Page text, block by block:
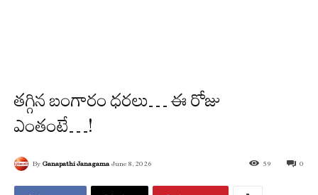
త‌గ్గిన బంగారం ధ‌ర‌లు… ఈ రోజు
ఎంతంటే…!
By Ganapathi Janagama June 8, 2026 0
59